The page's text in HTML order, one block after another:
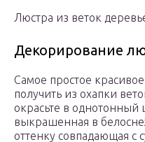
Люстра из веток
Декорирование
Самое простое
получить из охапки
окрасьте в однотонный
выкрашенная в
оттенку совпадающая